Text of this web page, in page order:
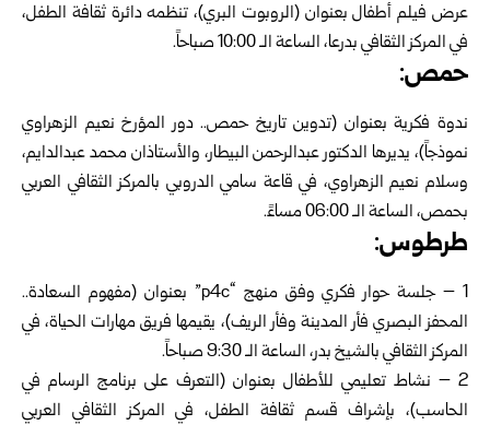
عرض فيلم أطفال بعنوان (الروبوت البري)، تنظمه دائرة ثقافة الطفل،
في المركز الثقافي بدرعا، الساعة الـ 10:00 صباحاً.
حمص:
ندوة فكرية بعنوان (تدوين تاريخ حمص.. دور المؤرخ نعيم الزهراوي
نموذجاً)، يديرها الدكتور عبدالرحمن البيطار، والأستاذان محمد عبدالدايم،
وسلام نعيم الزهراوي، في قاعة سامي الدروبي بالمركز الثقافي العربي
بحمص، الساعة الـ 06:00 مساءً.
طرطوس:
1 – جلسة حوار فكري وفق منهج “p4c” بعنوان (مفهوم السعادة..
المحفز البصري فأر المدينة وفأر الريف)، يقيمها فريق مهارات الحياة، في
المركز الثقافي بالشيخ بدر، الساعة الـ 9:30 صباحاً.
2 – نشاط تعليمي للأطفال بعنوان (التعرف على برنامج الرسام في
الحاسب)، بإشراف قسم ثقافة الطفل، في المركز الثقافي العربي